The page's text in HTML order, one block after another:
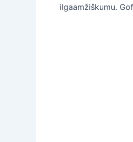
ilgaamžiškumu.